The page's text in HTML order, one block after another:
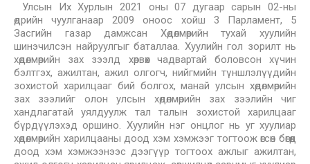
Улсын Их Хурлын 2021 оны 07 дугаар сарын 02-ны
өдрийн чуулганаар 2009 оноос хойш 3 Парламент, 5
Засгийн газар дамжсан Хөдөлмөрийн тухай хуулийн
шинэчилсэн найруулгыг баталлаа. Хуулийн гол зорилт нь
хөдөлмөрийн зах зээлд хөрвөх чадвартай боловсон хүчин
бэлтгэх, ажилтан, ажил олгогч, нийгмийн түншлэлүүдийн
зохистой харилцааг бий болгох, манай улсын хөдөлмөрийн
зах зээлийг олон улсын хөдөлмөрийн зах зээлийн чиг
хандлагатай уялдуулж тал талын зохистой харилцааг
бүрдүүлэхэд оршино. Хуулийн нэг онцлог нь уг хуулиар
хөдөлмөрийн харилцааны доод хэм хэмжээг тогтоож өгсөн бөгөөд
доод хэм хэмжээнээс дээгүүр тогтоох ажлыг ажилтан,